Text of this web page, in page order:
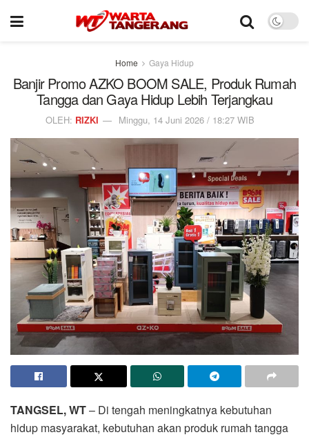
Home Gaya Hidup
Banjir Promo AZKO BOOM SALE, Produk Rumah
Tangga dan Gaya Hidup Lebih Terjangkau
OLEH: RIZKI Minggu, 14 Juni 2026 / 18:27 WIB
TANGSEL, WT– Di tengah meningkatnya kebutuhan
hidup masyarakat, kebutuhan akan produk rumah tangga